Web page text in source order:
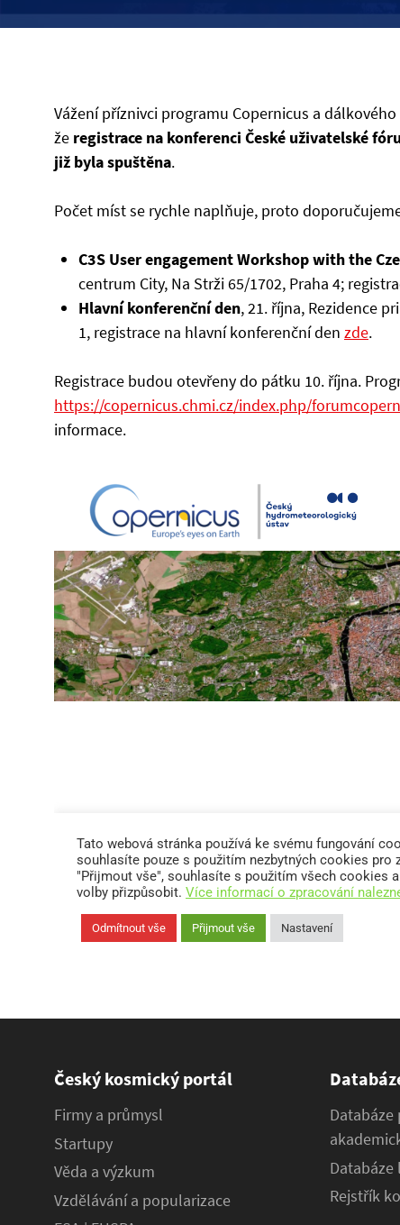
Vážení příznivci programu Copernicus a
že registrace na konferenci České uživatelské
již byla spuštěna.
Počet míst se rychle naplňuje, proto
C3S User engagement Workshop with the
centrum City, Na Strži 65/1702, Praha 4;
Hlavní konferenční den, 21. října, Rezidence
1, registrace na hlavní konferenční den zde.
Registrace budou otevřeny do pátku 10. října.
https://copernicus.chmi.cz/index.php/
informace.
Český kosmický portál
Firmy a průmysl
Startupy
Věda a výzkum
Vzdělávání a popularizace
Databáze
Rejstřík